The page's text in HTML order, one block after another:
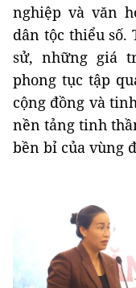
nghiệp và văn
dân tộc thiểu
sử, những giá
phong tục tập
cộng đồng và
nền tảng tinh
bền bỉ của vùng